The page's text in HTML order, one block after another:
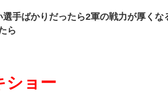
手ばかりだったら2軍の戦力が厚くな
ら
ショー